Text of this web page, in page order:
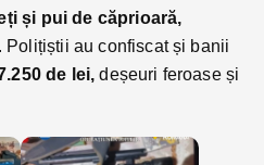
și pui de căprioară,
Polițiștii au confiscat și banii
de lei,deșeuri feroase și